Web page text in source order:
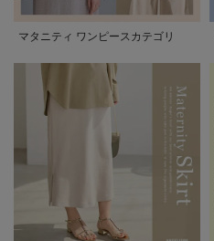
マタニティ ワンピースカテゴリ